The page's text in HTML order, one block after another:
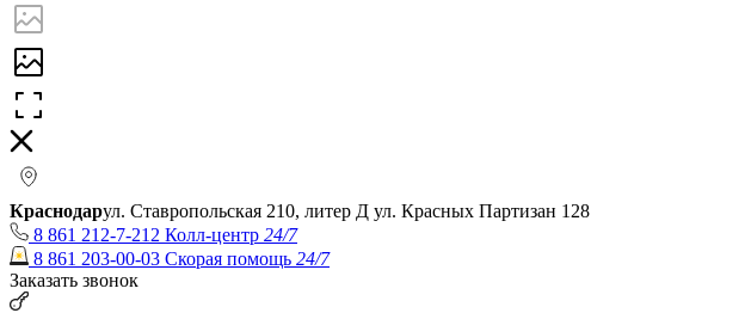
Краснодарул. Ставропольская 210, литер Д ул. Красных Партизан 128
8 861 212-7-212 Колл-центр 24/7
8 861 203-00-03 Скорая помощь 24/7
Заказать звонок